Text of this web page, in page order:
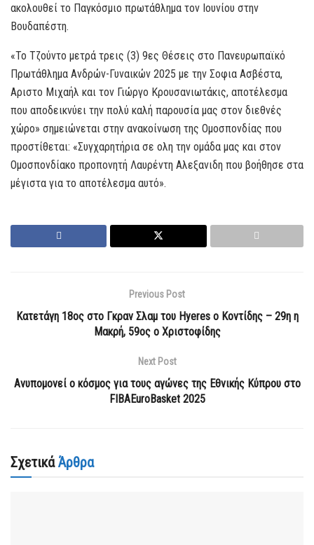
ακολουθεί το Παγκόσμιο πρωτάθλημα τον Ιουνίου στην
Βουδαπέστη.
«Το Τζούντο μετρά τρεις (3) 9ες Θέσεις στο Πανευρωπαϊκό
Πρωτάθλημα Ανδρών-Γυναικών 2025 με την Σοφια Ασβέστα,
Αριστο Μιχαήλ και τον Γιώργο Κρουσανιωτάκις, αποτέλεσμα
που αποδεικνύει την πολύ καλή παρουσία μας στον διεθνές
χώρο» σημειώνεται στην ανακοίνωση της Ομοσπονδίας που
προστίθεται: «Συγχαρητήρια σε ολη την ομάδα μας και στον
Ομοσπονδίακο προπονητή Λαυρέντη Αλεξανιδη που βοήθησε στα
μέγιστα για το αποτέλεσμα αυτό».
Previous Post
Kατετάγη 18ος στο Γκραν Σλαμ του Hyeres o Koντίδης – 29η η
Μακρή, 59ος ο Χριστοφίδης
Next Post
Ανυπομονεί ο κόσμος για τους αγώνες της Εθνικής Κύπρου στο
FIBAEuroBasket 2025
ΣχετικάΆρθρα